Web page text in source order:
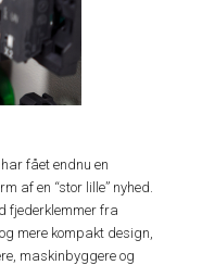
fået endnu en
af en “stor lille” nyhed.
fjederklemmer fra
mere kompakt design,
maskinbyggere og